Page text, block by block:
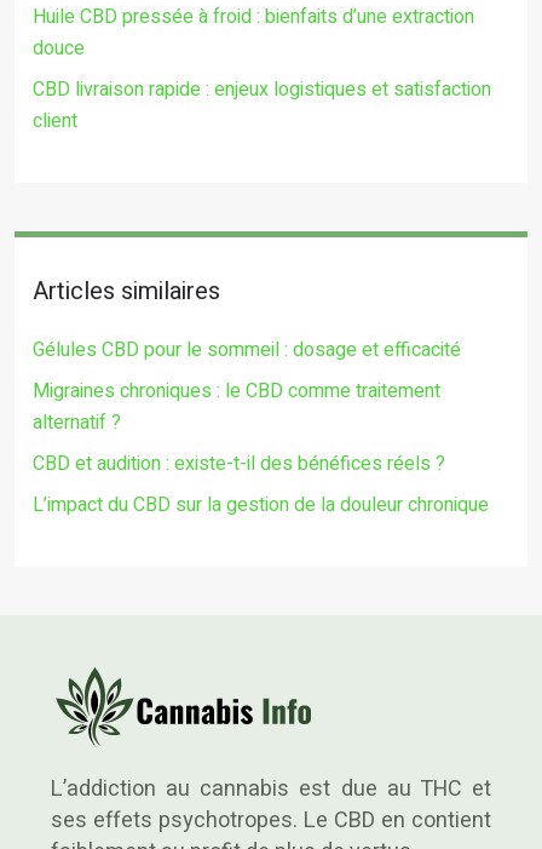
Huile CBD pressée à froid : bienfaits d’une extraction
douce
CBD livraison rapide : enjeux logistiques et satisfaction
client
Articles similaires
Gélules CBD pour le sommeil : dosage et efficacité
Migraines chroniques : le CBD comme traitement
alternatif ?
CBD et audition : existe-t-il des bénéfices réels ?
L’impact du CBD sur la gestion de la douleur chronique
L’addiction au cannabis est due au THC et
ses effets psychotropes. Le CBD en contient